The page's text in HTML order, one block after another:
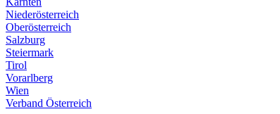
Niederösterreich
Oberösterreich
Salzburg
Steiermark
Tirol
Vorarlberg
Wien
Verband Österreich